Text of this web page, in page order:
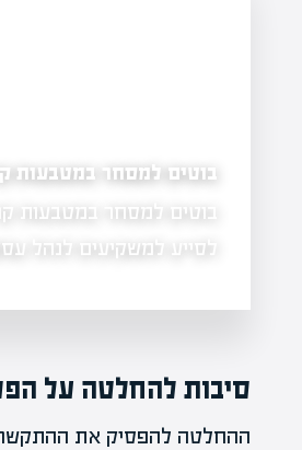
אך גם כוללת
בוטים למסחר במטבעות
בוטים למסחר במטבעות
לסייע למשקיעים לנהל
סיבות להחלטה על
ההחלטה להפסיק את